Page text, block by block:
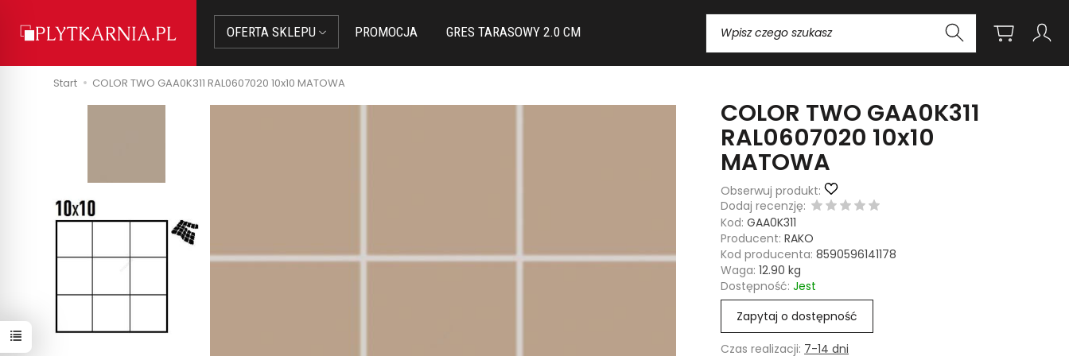
OFERTA SKLEPU PROMOCJA GRES TARASOWY 2.0 CM
Start COLOR TWO GAA0K311 RAL0607020 10x10 MATOWA
COLOR TWO GAA0K311
RAL0607020 10x10
MATOWA
Obserwuj produkt:
Dodaj recenzję:
Kod: GAA0K311
Producent: RAKO
Kod producenta: 8590596141178
Waga: 12.90 kg
Dostępność: Jest
Zapytaj o dostępność
Czas realizacji: 7-14 dni